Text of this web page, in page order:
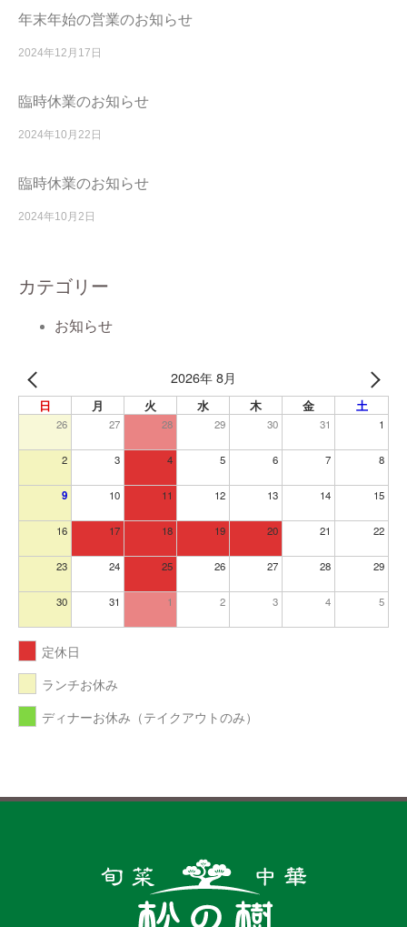
年末年始の営業のお知らせ
2024年12月17日
臨時休業のお知らせ
2024年10月22日
臨時休業のお知らせ
2024年10月2日
カテゴリー
お知らせ
2026年 8月
日 月 火 水 木 金 土
26 27 28 29 30 31 1
2 3 4 5 6 7 8
9 10 11 12 13 14 15
16 17 18 19 20 21 22
23 24 25 26 27 28 29
30 31 1 2 3 4 5
定休日
ランチお休み
ディナーお休み（テイクアウトのみ）